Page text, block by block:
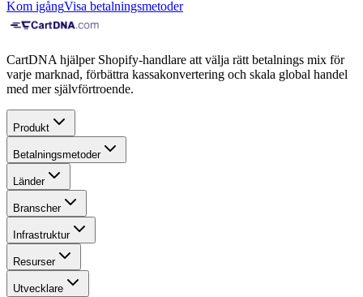
Kom igångVisa betalningsmetoder
CartDNA hjälper Shopify-handlare att välja rätt betalnings mix för
varje marknad, förbättra kassakonvertering och skala global handel
med mer självförtroende.
Produkt
Betalningsmetoder
Länder
Branscher
Infrastruktur
Resurser
Utvecklare